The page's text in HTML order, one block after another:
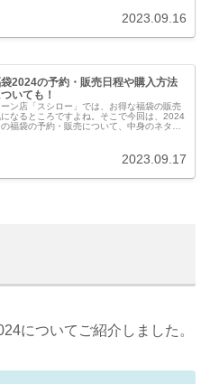
2023.09.16
2024の予約・販売日程や購入方法
いても！
ン店「スシロー」では、お得な福袋の販売
なるところですよね。そこで今回は、2024
福袋の予約・販売について、中身のネタバ
2023.09.17
についてご紹介しました。